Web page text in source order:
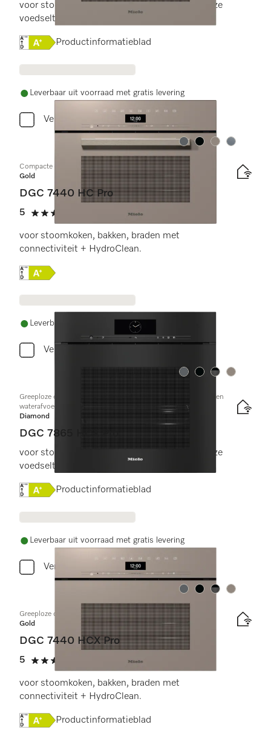
voor stoomkoken, bakken, braden met draadloze
voedselthermometer + HydroClean.
Online Label Flag, Energielabel
Productinformatieblad
Leverbaar uit voorraad met gratis levering
Vergelijken
Kleur:Kleur:Kleur:Kleur:
Compacte combi-stoomoven
Gold
DGC 7440 HC Pro
5
5 sterren op 5
(3 beoordelingen)
voor stoomkoken, bakken, braden met
connectiviteit + HydroClean.
Online Label Flag, Energielabel
Leverbaar uit voorraad met gratis levering
Vergelijken
Kleur:Kleur:Kleur:Kleur:
Greeploze combi-stoomoven met aansluiting voor vers water en
waterafvoer
Diamond
DGC 7865 HCX Pro
voor stoomkoken, bakken, braden met draadloze
voedselthermometer + HydroClean.
Online Label Flag, Energielabel
Productinformatieblad
Leverbaar uit voorraad met gratis levering
Vergelijken
Kleur:Kleur:Kleur:Kleur:
Greeploze compacte combi-stoomoven
Gold
DGC 7440 HCX Pro
5
5 sterren op 5
(2 beoordelingen)
voor stoomkoken, bakken, braden met
connectiviteit + HydroClean.
Online Label Flag, Energielabel
Productinformatieblad